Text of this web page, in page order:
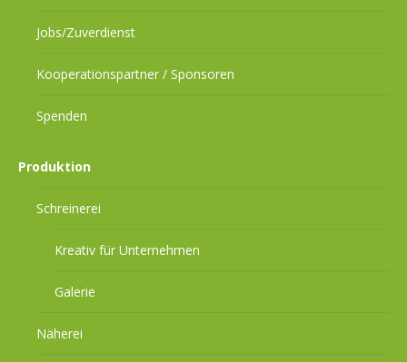
Jobs/Zuverdienst
Kooperationspartner / Sponsoren
Spenden
Produktion
Schreinerei
Kreativ für Unternehmen
Galerie
Näherei